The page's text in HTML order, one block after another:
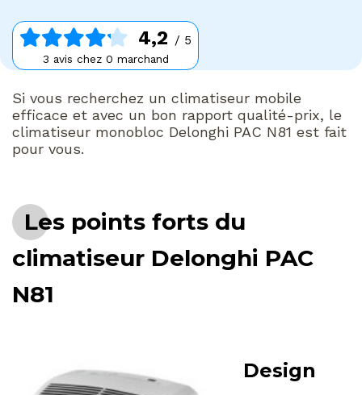
4,2 / 5
3 avis chez 0 marchand
Si vous recherchez un climatiseur mobile
efficace et avec un bon rapport qualité-prix, le
climatiseur monobloc Delonghi PAC N81 est fait
pour vous.
Les points forts du
climatiseur Delonghi PAC
N81
Design